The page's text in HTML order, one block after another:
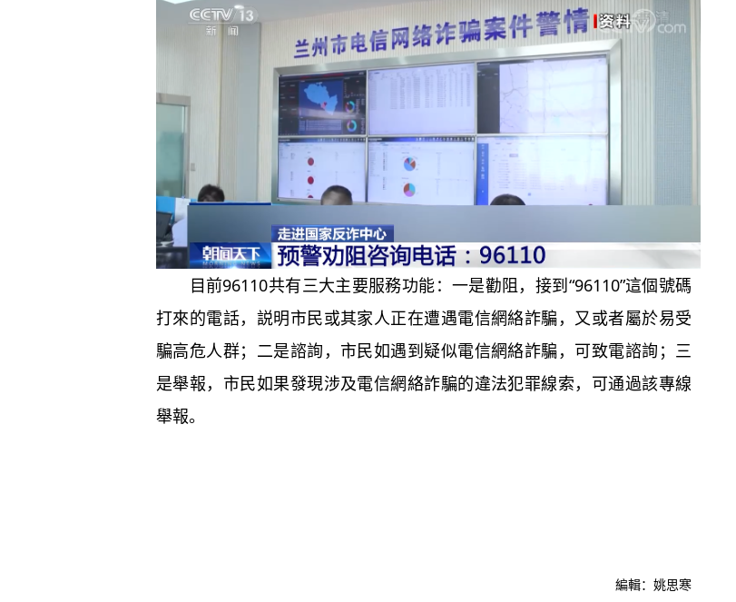
目前96110共有三大主要服務功能：一是勸阻，接到“96110”這個號碼
打來的電話，説明市民或其家人正在遭遇電信網絡詐騙，又或者屬於易受
騙高危人群；二是諮詢，市民如遇到疑似電信網絡詐騙，可致電諮詢；三
是舉報，市民如果發現涉及電信網絡詐騙的違法犯罪線索，可通過該專線
舉報。
編輯：姚思寒